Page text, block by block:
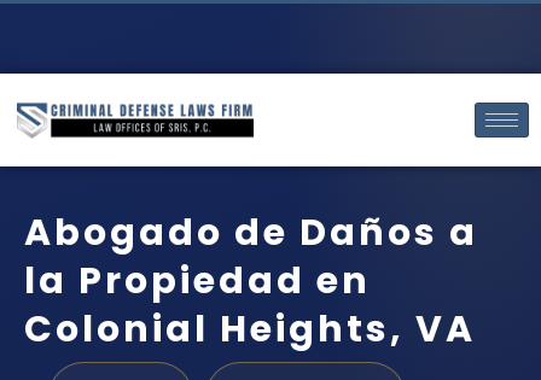
Abogado de Daños a
la Propiedad en
Colonial Heights, VA